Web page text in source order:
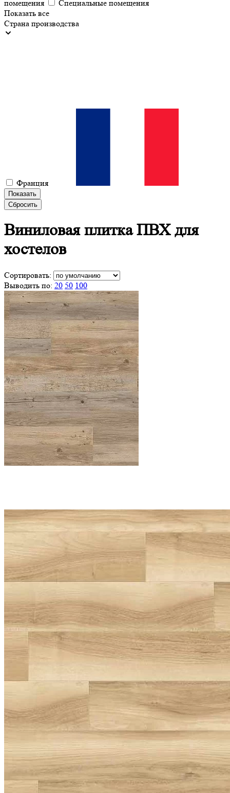
помещения
Специальные помещения
Показать все
Страна производства
Франция
Показать
Сбросить
Виниловая плиткаПВХ для
хостелов
Сортировать:
Выводить по: 20 50 100